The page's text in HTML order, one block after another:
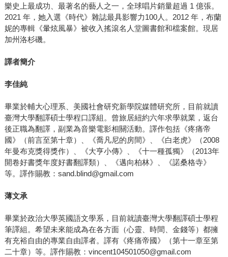
樂史上最成功、最著名的藝人之一，全球唱片銷量超過 1 億張。
2021 年，她入選《時代》雜誌最具影響力100人。2012 年，布蘭
妮的專輯《暈炫風暴》被收入搖滾名人堂圖書館和檔案館。現居
加州洛杉磯。
譯者簡介
李佳純
畢業於輔大心理系、美國社會研究新學院媒體研究所，目前就讀
臺灣大學翻譯碩士學程口譯組。曾旅居紐約六年求學就業，返台
後正職為翻譯，副業為音樂電影相關活動。譯作包括《疼痛帝
國》（前言至第十章）、《喬凡尼的房間》、《白老虎》（2008
年曼布克獎得獎作）、《大亨小傳》、《十一種孤獨》（2013年
開卷好書獎年度好書翻譯類）、《邁向柏林》、《諾桑格寺》
等。譯作賜教：sand.blind@gmail.com
薄文承
畢業於政治大學英國語文學系，目前就讀臺灣大學翻譯碩士學程
筆譯組。希望未來能成為在各方面（心靈、時間、金錢等）都擁
有充裕自由的專業自由譯者。譯有《疼痛帝國》（第十一章至第
二十章）等。譯作賜教：vincent104501050@gmail.com